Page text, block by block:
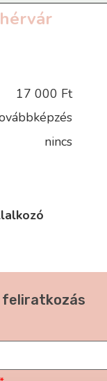
17 000 Ft
nincs
feliratkozás